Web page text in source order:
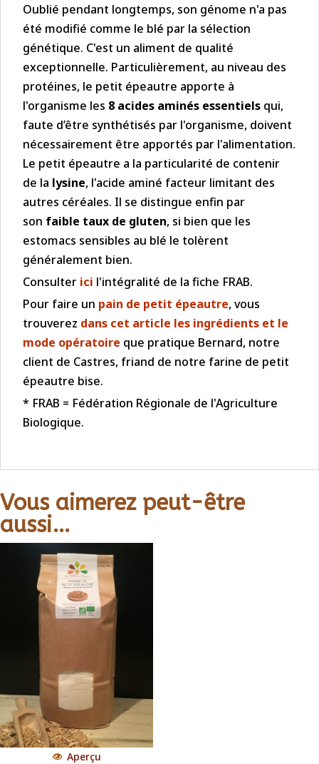
Oublié pendant longtemps, son génome n'a pas
été modifié comme le blé par la sélection
génétique. C'est un aliment de qualité
exceptionnelle. Particulièrement, au niveau des
protéines, le petit épeautre apporte à
l'organisme les 8 acides aminés essentiels qui,
faute d’être synthétisés par l'organisme, doivent
nécessairement être apportés par l'alimentation.
Le petit épeautre a la particularité de contenir
de la lysine, l'acide aminé facteur limitant des
autres céréales. Il se distingue enfin par
son faible taux de gluten, si bien que les
estomacs sensibles au blé le tolèrent
généralement bien.
Consulter ici l'intégralité de la fiche FRAB.
Pour faire un pain de petit épeautre, vous
trouverez dans cet article les ingrédients et le
mode opératoire que pratique Bernard, notre
client de Castres, friand de notre farine de petit
épeautre bise.
* FRAB = Fédération Régionale de l'Agriculture
Biologique.
Vous aimerez peut-être
aussi…
Aperçu